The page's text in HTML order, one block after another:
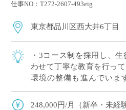
仕事NO：T272-2607-493eig
東京都品川区西大井6丁目
・3コース制を採用し、
わせて丁寧な教育を行っ
環境の整備も進んでいま
る）を導入してお […]
248,000円/月（新卒・未経